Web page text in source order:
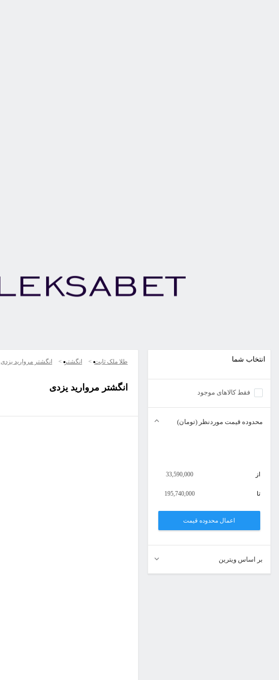
انتخاب شما
فقط کالاهای موجود
محدوده قیمت موردنظر (تومان)
از 33,590,000
تا 195,740,000
اعمال محدوده قیمت
بر اساس ویترین
طلا ملک ثابت انگشتر انگشتر مروارید یزدی
انگشتر مروارید یزدی